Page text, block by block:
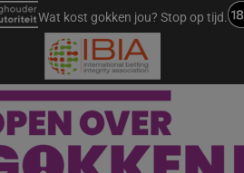
Wat kost gokken jou? Stop op tijd.